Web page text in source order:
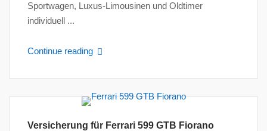
Sportwagen, Luxus-Limousinen und Oldtimer
individuell ...
Continue reading
Versicherung für Ferrari 599 GTB Fiorano